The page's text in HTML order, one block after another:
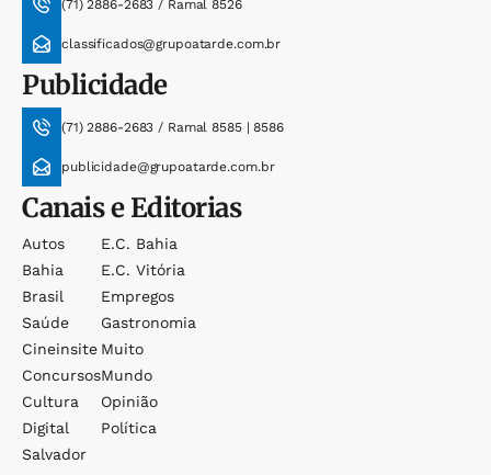
(71) 2886-2683 / Ramal 8526
classificados@grupoatarde.com.br
Publicidade
(71) 2886-2683 / Ramal 8585 | 8586
publicidade@grupoatarde.com.br
Canais e Editorias
Autos
Bahia
Brasil
Saúde
Cineinsite
Concursos
Cultura
Digital
Salvador
E.c. Bahia
E.c. Vitória
Empregos
Gastronomia
Muito
Mundo
Opinião
Política